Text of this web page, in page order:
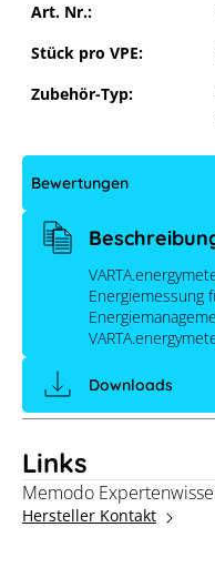
Art. Nr.:
Stück pro VPE:
Zubehör-Typ:
Links
Memodo
Hersteller Kontakt
Bewertungen
Energiemessung
Downloads